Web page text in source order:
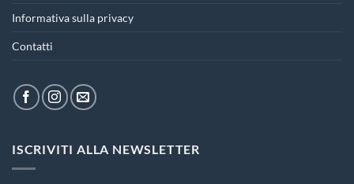
Informativa sulla privacy
Contatti
ISCRIVITI ALLA NEWSLETTER